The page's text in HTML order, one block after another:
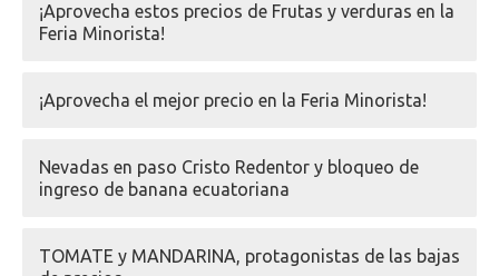
¡Aprovecha estos precios de Frutas y verduras en la
Feria Minorista!
¡Aprovecha el mejor precio en la Feria Minorista!
Nevadas en paso Cristo Redentor y bloqueo de
ingreso de banana ecuatoriana
TOMATE y MANDARINA, protagonistas de las bajas